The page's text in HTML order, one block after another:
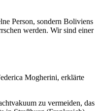
Person, sondern Boliviens
werden. Wir sind einer
Mogherini, erklärte
zu vermeiden, das